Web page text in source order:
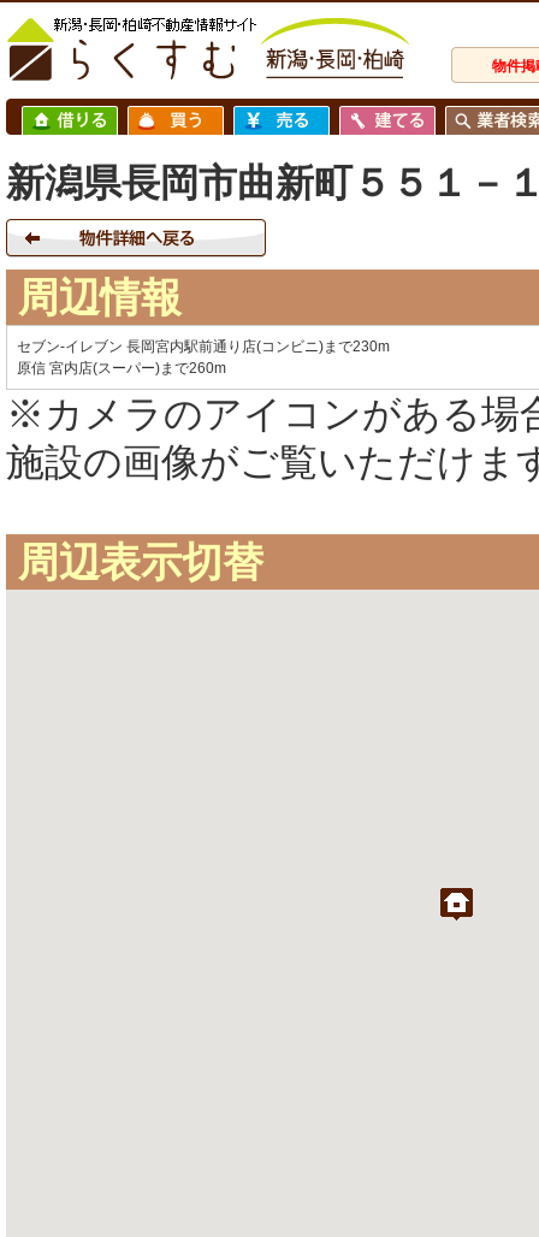
物件掲
新潟県長岡市曲新町５５１－
周辺情報
セブン-イレブン 長岡宮内駅前通り店(コンビニ)まで230m
原信 宮内店(スーパー)まで260m
※カメラのアイコンがある場
施設の画像がご覧いただけま
周辺表示切替